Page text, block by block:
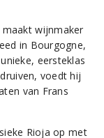
wijnmaker
in Bourgogne,
eersteklas
voedt hij
van Frans
Rioja op met